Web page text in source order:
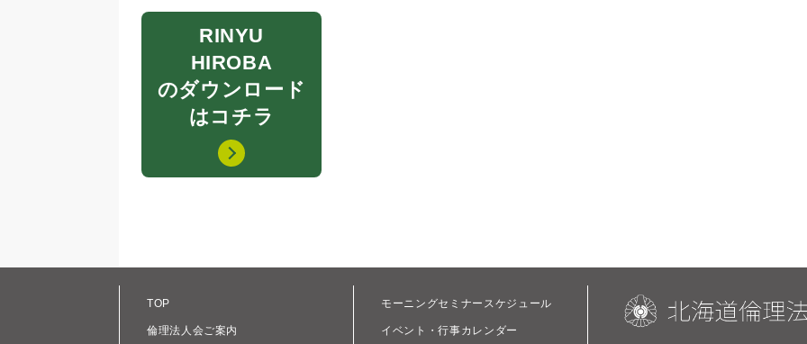
RINYU
HIROBA
のダウンロード
はコチラ
TOP
倫理法人会ご案内
モーニングセミナースケジュール
イベント・行事カレンダー